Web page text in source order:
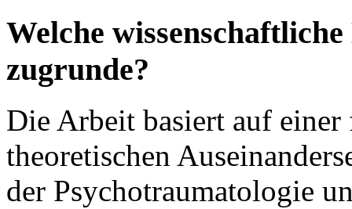
Welche
zugrunde?
Die Arbeit basiert auf
theoretischen
der Psychotraumatologie